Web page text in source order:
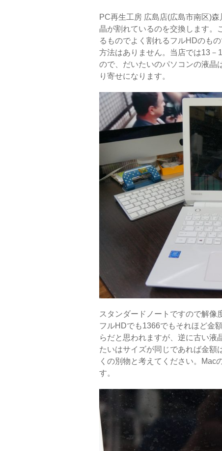
PC再生工房 広島店(広島市南区)
晶が割れているのを交換します。
るものでよく割れるフルHDのも
方法はありません。当店では13
ので、だいたいのパソコンの液晶
り寄せになります。
スタンダードノートですので解像
フルHDでも1366でもそれほど金
らだと思われますが、逆に古い液
たいはサイズが同じであれば金額
くの別物と考えてください。Mac
す。